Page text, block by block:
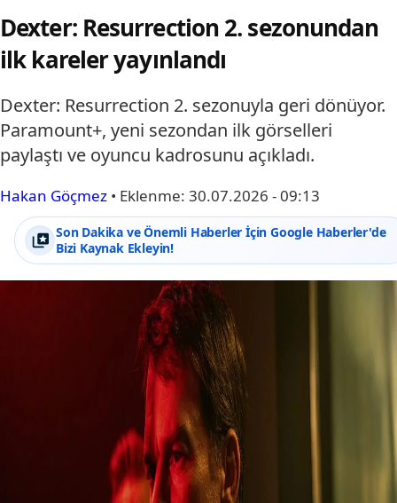
Dexter: Resurrection 2. sezonundan
ilk kareler yayınlandı
Dexter: Resurrection 2. sezonuyla geri dönüyor.
Paramount+, yeni sezondan ilk görselleri
paylaştı ve oyuncu kadrosunu açıkladı.
Hakan Göçmez • Eklenme: 30.07.2026 - 09:13
Son Dakika ve Önemli Haberler İçin Google Haberler'de
Bizi Kaynak Ekleyin!